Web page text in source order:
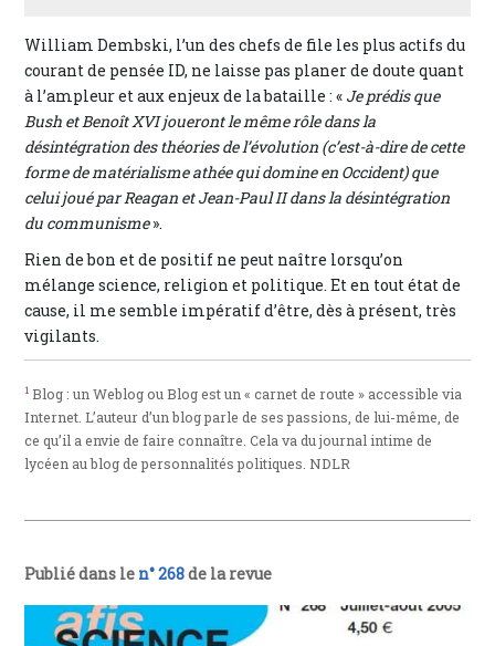
William Dembski, l’un des chefs de file les plus actifs du
courant de pensée ID, ne laisse pas planer de doute quant
à l’ampleur et aux enjeux de la bataille : « Je prédis que
Bush et Benoît XVI joueront le même rôle dans la
désintégration des théories de l’évolution (c’est-à-dire de cette
forme de matérialisme athée qui domine en Occident) que
celui joué par Reagan et Jean-Paul II dans la désintégration
du communisme».
Rien de bon et de positif ne peut naître lorsqu’on
mélange science, religion et politique. Et en tout état de
cause, il me semble impératif d’être, dès à présent, très
vigilants.
1 Blog : un Weblog ou Blog est un « carnet de route » accessible via
Internet. L’auteur d’un blog parle de ses passions, de lui-même, de
ce qu’il a envie de faire connaître. Cela va du journal intime de
lycéen au blog de personnalités politiques. NDLR
Publié dans le n° 268de la revue